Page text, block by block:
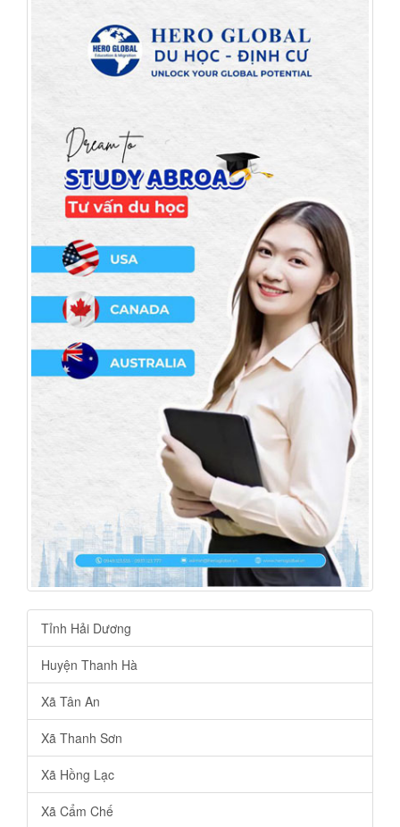
Tỉnh Hải Dương
Huyện Thanh Hà
Xã Tân An
Xã Thanh Sơn
Xã Hồng Lạc
Xã Cẩm Chế